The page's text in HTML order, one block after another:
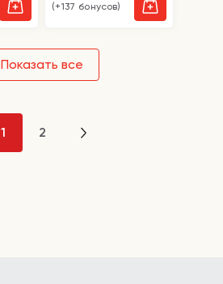
(+137 бонусов)
Показать все
1 2